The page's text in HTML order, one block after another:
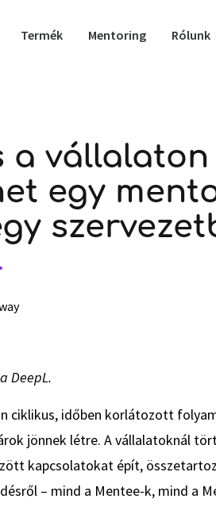
Termék Mentoring Rólunk
a vállalaton
egy
DeepL.
ciklikus, időben korlátozott
jönnek létre. A vállalatoknál
kapcsolatokat épít,
– mind a Mentee-k, mind a